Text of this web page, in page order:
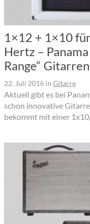
1×12 + 1×10
Hertz –
Range“
22. Juli 2016 in Gitarre
Aktuell gibt es bei
schon innovative
bekommt mit einer